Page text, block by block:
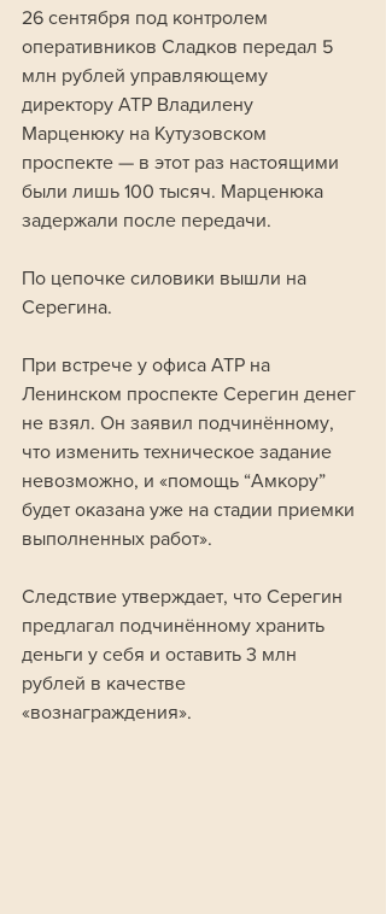
26 сентября под контролем
оперативников Сладков передал 5
млн рублей управляющему
директору АТР Владилену
Марценюку на Кутузовском
проспекте — в этот раз настоящими
были лишь 100 тысяч. Марценюка
задержали после передачи.
По цепочке силовики вышли на
Серегина.
При встрече у офиса АТР на
Ленинском проспекте Серегин денег
не взял. Он заявил подчинённому,
что изменить техническое задание
невозможно, и «помощь “Амкору”
будет оказана уже на стадии приемки
выполненных работ».
Следствие утверждает, что Серегин
предлагал подчинённому хранить
деньги у себя и оставить 3 млн
рублей в качестве
«вознаграждения».